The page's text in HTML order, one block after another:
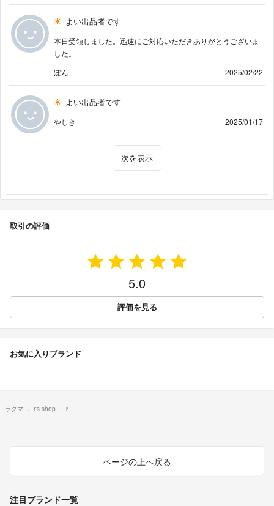
よい出品者です
本日受領しました。迅速にご対応いただきありがとうございま
した。
ぽん
2025/02/22
よい出品者です
やしき 2025/01/17
次を表示
取引の評価
5.0
評価を見る
お気に入りブランド
ラクマ r's shop r
ページの上へ戻る
注目ブランド一覧